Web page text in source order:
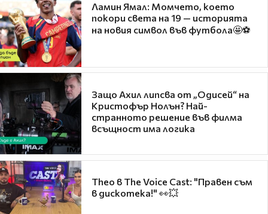
Ламин Ямал: Момчето, което
покори света на 19 — историята
на новия символ във футбола🤩⚽
Защо Ахил липсва от „Одисей“ на
Кристофър Нолън? Най-
странното решение във филма
всъщност има логика
Theo в The Voice Cast: "Правен съм
в дискотека!" 👀💥